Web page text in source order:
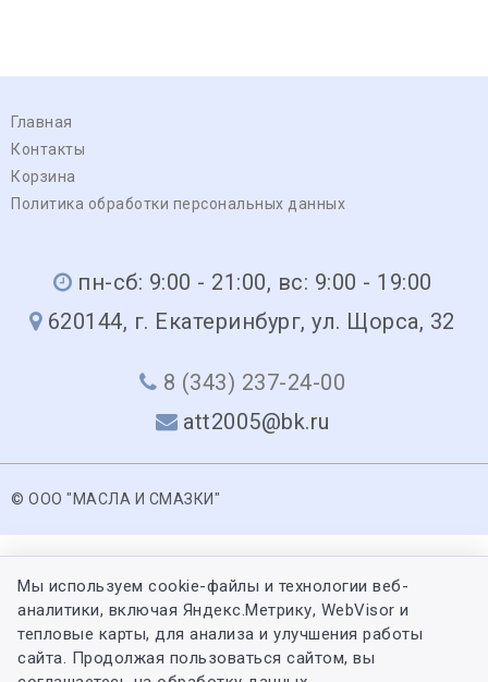
Главная
Контакты
Корзина
Политика обработки персональных данных
пн-сб: 9:00 - 21:00, вс: 9:00 - 19:00
620144, г. Екатеринбург, ул. Щорса, 32
8 (343) 237-24-00
att2005@bk.ru
© ООО "МАСЛА И СМАЗКИ"
Мы используем cookie-файлы и технологии веб-
аналитики, включая Яндекс.Метрику, WebVisor и
тепловые карты, для анализа и улучшения работы
сайта. Продолжая пользоваться сайтом, вы